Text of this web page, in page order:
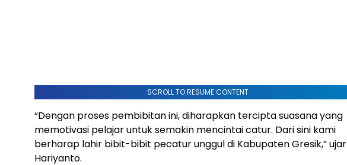
SCROLL TO RESUME CONTENT
“Dengan proses pembibitan ini, diharapkan tercipta suasana yang
memotivasi pelajar untuk semakin mencintai catur. Dari sini kami
berharap lahir bibit-bibit pecatur unggul di Kabupaten Gresik,” ujar
Hariyanto.